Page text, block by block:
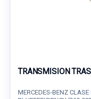
TRANSMISION
MERCEDES-BENZ